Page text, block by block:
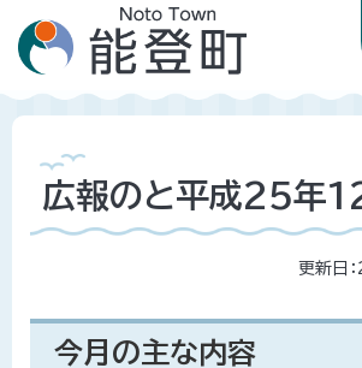
広報のと平成25年
更新日
今月の主な内容